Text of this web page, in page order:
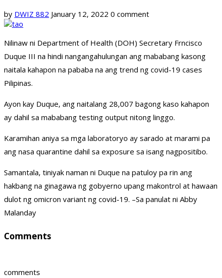
by DWIZ 882 January 12, 2022 0 comment
Nilinaw ni Department of Health (DOH) Secretary Frncisco
Duque III na hindi nangangahulungan ang mababang kasong
naitala kahapon na pababa na ang trend ng covid-19 cases
Pilipinas.
Ayon kay Duque, ang naitalang 28,007 bagong kaso kahapon
ay dahil sa mababang testing output nitong linggo.
Karamihan aniya sa mga laboratoryo ay sarado at marami pa
ang nasa quarantine dahil sa exposure sa isang nagpositibo.
Samantala, tiniyak naman ni Duque na patuloy pa rin ang
hakbang na ginagawa ng gobyerno upang makontrol at hawaan
dulot ng omicron variant ng covid-19. –Sa panulat ni Abby
Malanday
Comments
comments